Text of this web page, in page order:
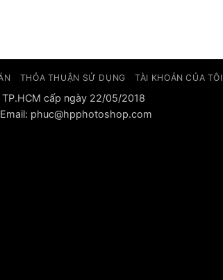
THỎA THUẬN SỬ DỤNG TÀI KHOẢN CỦA TÔI
cấp ngày 22/05/2018
phuc@hpphotoshop.com